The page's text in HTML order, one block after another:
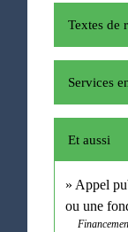
Textes de
Services
Et aussi
Appel
ou une